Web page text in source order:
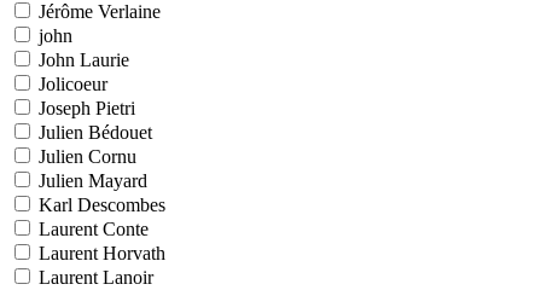
Jérôme Verlaine
john
John Laurie
Jolicoeur
Joseph Pietri
Julien Bédouet
Julien Cornu
Julien Mayard
Karl Descombes
Laurent Conte
Laurent Horvath
Laurent Lanoir